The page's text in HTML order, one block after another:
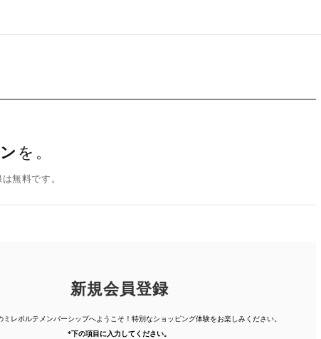
を。
無料です。
新規会員登録
ミレポルテメンバーシップへようこそ！特別なショッピング体験を お楽しみください。
*下の項目に入力してください。